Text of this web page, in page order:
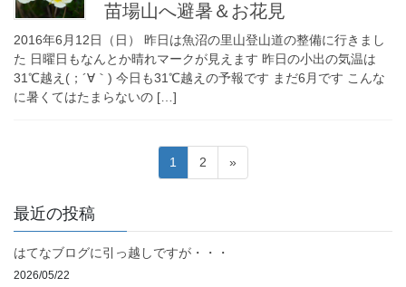
苗場山へ避暑＆お花見
2016年6月12日（日） 昨日は魚沼の里山登山道の整備に行きまし
た 日曜日もなんとか晴れマークが見えます 昨日の小出の気温は
31℃越え(；´∀｀) 今日も31℃越えの予報です まだ6月です こんな
に暑くてはたまらないの […]
の
ペ
ー
固
定
ジ
1
固
定
2 »
最近の投稿
はてなブログに引っ越しですが・・・
2026/05/22